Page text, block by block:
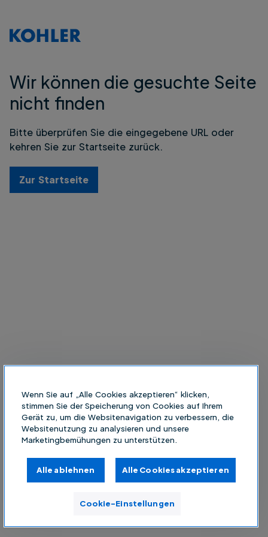
Wir können die gesuchte Seite
nicht finden
Bitte überprüfen Sie die eingegebene URL oder
kehren Sie zur Startseite zurück.
Zur Startseite
Wenn Sie auf „Alle Cookies akzeptieren“ klicken,
stimmen Sie der Speicherung von Cookies auf Ihrem
Gerät zu, um die Websitenavigation zu verbessern, die
Websitenutzung zu analysieren und unsere
Marketingbemühungen zu unterstützen.
Alle ablehnen Alle Cookies akzeptieren
Cookie-Einstellungen